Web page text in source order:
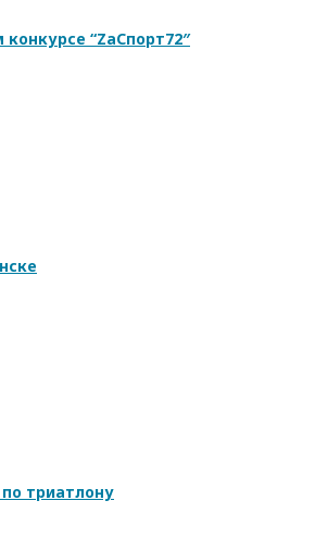
“ZаСпорт72″
триатлону